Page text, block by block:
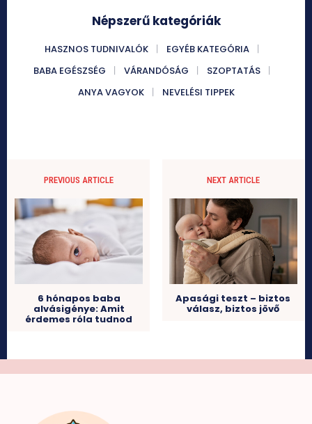
Népszerű kategóriák
HASZNOS TUDNIVALÓK
EGYÉB KATEGÓRIA
BABA EGÉSZSÉG
VÁRANDÓSÁG
SZOPTATÁS
ANYA VAGYOK
NEVELÉSI TIPPEK
PREVIOUS ARTICLE
6 hónapos baba
alvásigénye: Amit
érdemes róla tudnod
NEXT ARTICLE
Apasági teszt – biztos
válasz, biztos jövő